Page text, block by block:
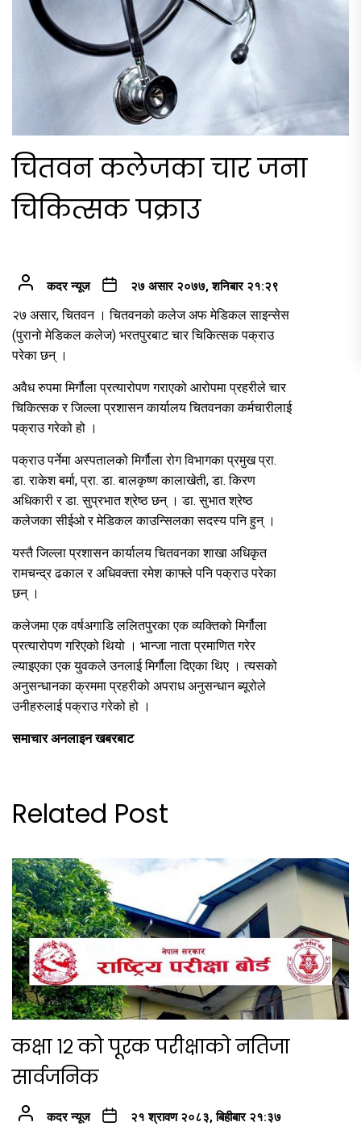
चितवन कलेजका चार जना
चिकित्सक पक्राउ
कदर न्यूज २७ असार २०७७, शनिबार २१:२९
२७ असार, चितवन । चितवनको कलेज अफ मेडिकल साइन्सेस
(पुरानो मेडिकल कलेज) भरतपुरबाट चार चिकित्सक पक्राउ
परेका छन् ।
अवैध रुपमा मिर्गौला प्रत्यारोपण गराएको आरोपमा प्रहरीले चार
चिकित्सक र जिल्ला प्रशासन कार्यालय चितवनका कर्मचारीलाई
पक्राउ गरेको हो ।
पक्राउ पर्नेमा अस्पतालको मिर्गौला रोग विभागका प्रमुख प्रा.
डा. राकेश बर्मा, प्रा. डा. बालकृष्ण कालाखेती, डा. किरण
अधिकारी र डा. सुप्रभात श्रेष्ठ छन् । डा. सुभात श्रेष्ठ
कलेजका सीईओ र मेडिकल काउन्सिलका सदस्य पनि हुन् ।
यस्तै जिल्ला प्रशासन कार्यालय चितवनका शाखा अधिकृत
रामचन्द्र ढकाल र अधिवक्ता रमेश काफ्ले पनि पक्राउ परेका
छन् ।
कलेजमा एक वर्षअगाडि ललितपुरका एक व्यक्तिको मिर्गौला
प्रत्यारोपण गरिएको थियो । भान्जा नाता प्रमाणित गरेर
ल्याइएका एक युवकले उनलाई मिर्गौला दिएका थिए । त्यसको
अनुसन्धानका क्रममा प्रहरीको अपराध अनुसन्धान ब्यूरोले
उनीहरुलाई पक्राउ गरेको हो ।
समाचार अनलाइन खबरबाट
Related Post
कक्षा १२ को पूरक परीक्षाको नतिजा
सार्वजनिक
कदर न्यूज २१ श्रावण २०८३, बिहीबार २१:३७